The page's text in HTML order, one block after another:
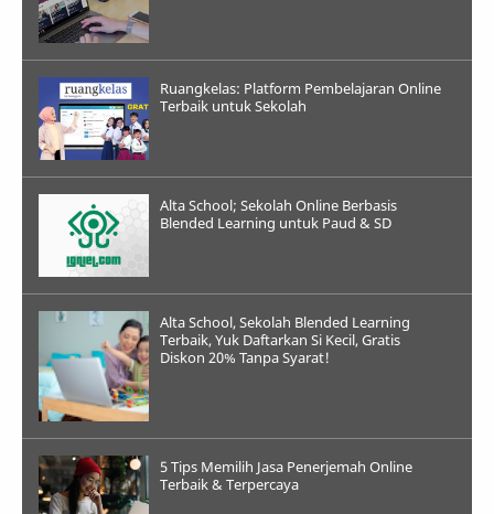
Ruangkelas: Platform Pembelajaran Online
Terbaik untuk Sekolah
Alta School; Sekolah Online Berbasis
Blended Learning untuk Paud & SD
Alta School, Sekolah Blended Learning
Terbaik, Yuk Daftarkan Si Kecil, Gratis
Diskon 20% Tanpa Syarat!
5 Tips Memilih Jasa Penerjemah Online
Terbaik & Terpercaya